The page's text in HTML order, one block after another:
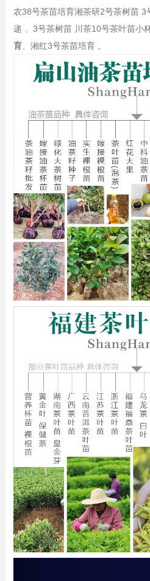
农38号茶苗培育湘茶研2号茶树苗
递 、3号茶树苗 川茶10号茶叶苗小
育、湘红3号茶苗培育 。